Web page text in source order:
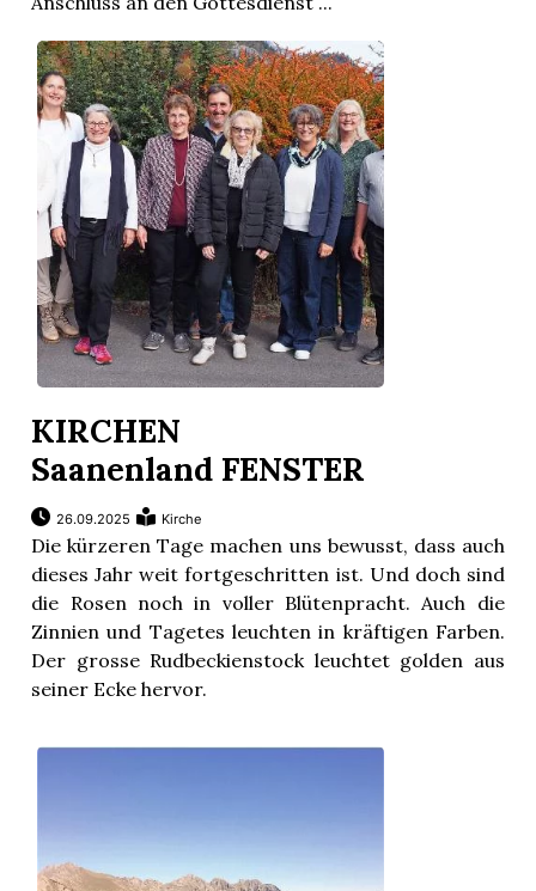
KIRCHEN
Saanenland FENSTER
26.09.2025 Kirche
Die kürzeren Tage machen uns bewusst, dass auch
dieses Jahr weit fortgeschritten ist. Und doch sind
die Rosen noch in voller Blütenpracht. Auch die
Zinnien und Tagetes leuchten in kräftigen Farben.
Der grosse Rudbeckienstock leuchtet golden aus
seiner Ecke hervor.